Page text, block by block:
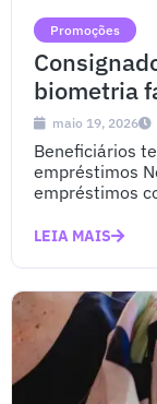
Promoções
biometria
maio 19, 2026
Beneficiários
empréstimos
empréstimos
LEIA MAIS